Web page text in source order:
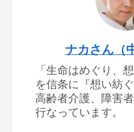
ナカさん（
「生命はめぐり、
を信条に『想い紡
高齢者介護、障害
行なっています。